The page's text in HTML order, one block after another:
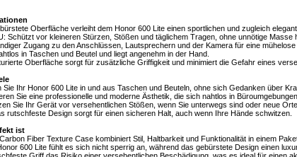
Oberfläche verleiht dem Honor 600 Lite einen sportlichen und zugleich
Schützt vor kleineren Stürzen, Stößen und täglichem Tragen, ohne unnötige Masse
Zugang zu den Anschlüssen, Lautsprechern und der Kamera für eine mühelose
in Taschen und Beutel und liegt angenehm in der Hand.
Oberfläche sorgt für zusätzliche Griffigkeit und minimiert die Gefahr eines
Ihr Honor 600 Lite in und aus Taschen und Beuteln, ohne sich Gedanken über
Sie eine professionelle und moderne Ästhetik, die sich nahtlos in
Sie Ihr Gerät vor versehentlichen Stößen, wenn Sie unterwegs sind oder neue
rutschfeste Design sorgt für einen sicheren Halt, auch wenn Ihre Hände schwitzen.
ist
Fiber Texture Case kombiniert Stil, Haltbarkeit und Funktionalität in einem
600 Lite fühlt es sich nicht sperrig an, während das gebürstete Design einen